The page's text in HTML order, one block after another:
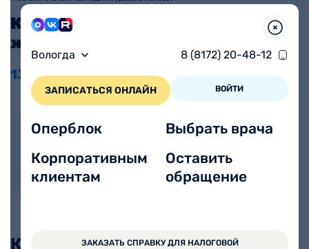
Вологда 8 (8172) 20-48-12
ЗАПИСАТЬСЯ ОНЛАЙН ВОЙТИ
Оперблок
Корпоративным
клиентам
Выбрать врача
Оставить
обращение
ЗАКАЗАТЬ СПРАВКУ ДЛЯ НАЛОГОВОЙ
Как поднять уровень
железа?
13.09
4 минуты
Автор статьи:
Кичибеговна
Стаж работы 8 лет
Какие симптомы могут указывать